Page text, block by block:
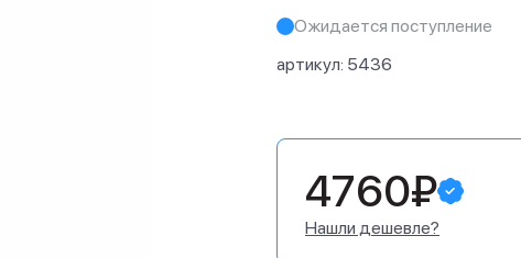
Ожидается поступление
артикул: 5436
4760₽
Нашли дешевле?